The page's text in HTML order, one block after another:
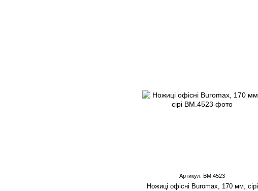
Артикул: BM.4523
Ножицi офісні Buromax, 170 мм, сірі